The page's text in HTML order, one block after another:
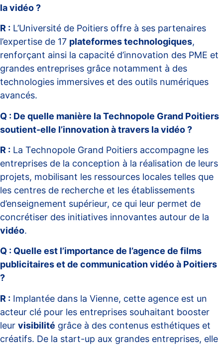
la vidéo ?
R : L’Université de Poitiers offre à ses partenaires
l’expertise de 17 plateformes technologiques,
renforçant ainsi la capacité d’innovation des PME et
grandes entreprises grâce notamment à des
technologies immersives et des outils numériques
avancés.
Q : De quelle manière la Technopole Grand Poitiers
soutient-elle l’innovation à travers la vidéo ?
R : La Technopole Grand Poitiers accompagne les
entreprises de la conception à la réalisation de leurs
projets, mobilisant les ressources locales telles que
les centres de recherche et les établissements
d’enseignement supérieur, ce qui leur permet de
concrétiser des initiatives innovantes autour de la
vidéo.
Q : Quelle est l’importance de l’agence de films
publicitaires et de communication vidéo à Poitiers
?
R : Implantée dans la Vienne, cette agence est un
acteur clé pour les entreprises souhaitant booster
leur visibilité grâce à des contenus esthétiques et
créatifs. De la start-up aux grandes entreprises, elle